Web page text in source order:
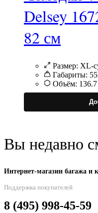
Delsey
82 см
Размер: XL-
Габариты:
Объём: 136.7
Вы недавно
Интернет-магазин багажа и
Поддержка покупателей
8 (495) 998-45-59